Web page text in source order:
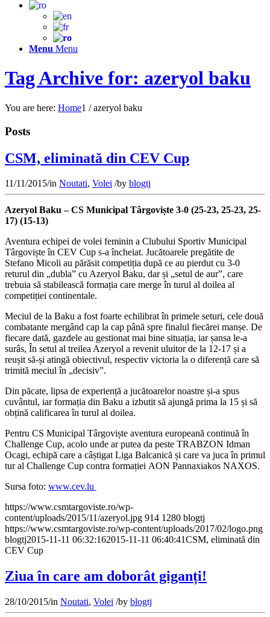
Menu Menu
Tag Archive for: azeryol baku
You are here: Home1 / azeryol baku
Posts
CSM, eliminată din CEV Cup
11/11/2015/in Noutati, Volei /by blogtj
Azeryol Baku – CS Municipal Târgoviște 3-0 (25-23, 25-23, 25-
17) (15-13)
Aventura echipei de volei feminin a Clubului Sportiv Municipal
Târgoviște în CEV Cup s-a încheiat. Jucătoarele pregătite de
Stefano Micoli au părăsit competiția după ce au pierdut cu 3-0
returul din „dubla” cu Azeryol Baku, dar și „setul de aur”, care
trebuia să stabilească formația care merge în turul al doilea al
competiției continentale.
Meciul de la Baku a fost foarte echilibrat în primele seturi, cele două
combatante mergând cap la cap până spre finalul fiecărei manșe. De
fiecare dată, gazdele au gestionat mai bine situația, iar șansa le-a
surâs, În setul al treilea Azeryol a revenit uluitor de la 12-17 și a
reușit să-și atingă obiectivul, respectiv victoria la o diferență care să
trimită meciul în „decisiv”.
Din păcate, lipsa de experiență a jucătoarelor noastre și-a spus
cuvântul, iar formația din Baku a izbutit să ajungă prima la 15 și să
obțină calificarea în turul al doilea.
Pentru CS Municipal Târgoviște aventura europeană continuă în
Challenge Cup, acolo unde ar putea da peste TRABZON Idman
Ocagi, echipă care a câștigat Liga Balcanică și care va juca în primul
tur al Challenge Cup contra formației AON Pannaxiakos NAXOS.
Sursa foto: www.cev.lu
https://www.csmtargoviste.ro/wp-
content/uploads/2015/11/azeryol.jpg 914 1280 blogtj
https://www.csmtargoviste.ro/wp-content/uploads/2017/02/logo.png
blogtj2015-11-11 06:32:162015-11-11 06:40:41CSM, eliminată din
CEV Cup
Ziua în care am doborât giganți!
28/10/2015/in Noutati, Volei /by blogtj